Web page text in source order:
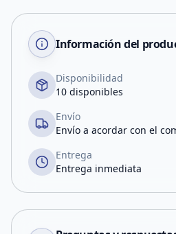
Información del
Disponibilidad
10 disponibles
Envío
Envío a acordar con el
Entrega
Entrega inmediata